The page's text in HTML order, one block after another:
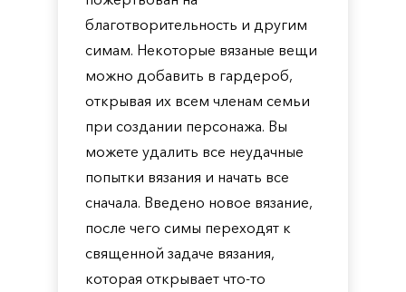
благотворительность и другим
симам. Некоторые вязаные вещи
можно добавить в гардероб,
открывая их всем членам семьи
при создании персонажа. Вы
можете удалить все неудачные
попытки вязания и начать все
сначала. Введено новое вязание,
после чего симы переходят к
священной задаче вязания,
которая открывает что-то